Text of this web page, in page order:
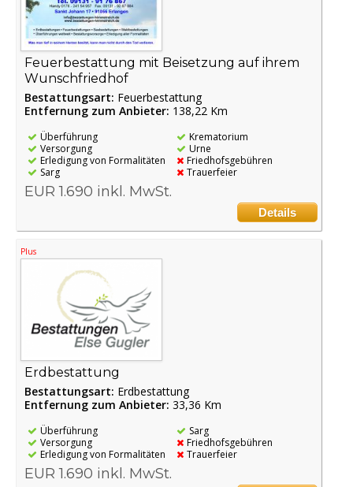
Feuerbestattung mit Beisetzung auf ihrem
Wunschfriedhof
Bestattungsart: Feuerbestattung
Entfernung zum Anbieter: 138,22 Km
Überführung
Versorgung
Erledigung von Formalitäten
Sarg
Krematorium
Urne
Friedhofsgebühren
Trauerfeier
EUR 1.690 inkl. MwSt.
Details
Plus
Erdbestattung
Bestattungsart: Erdbestattung
Entfernung zum Anbieter: 33,36 Km
Überführung
Versorgung
Erledigung von Formalitäten
Sarg
Friedhofsgebühren
Trauerfeier
EUR 1.690 inkl. MwSt.